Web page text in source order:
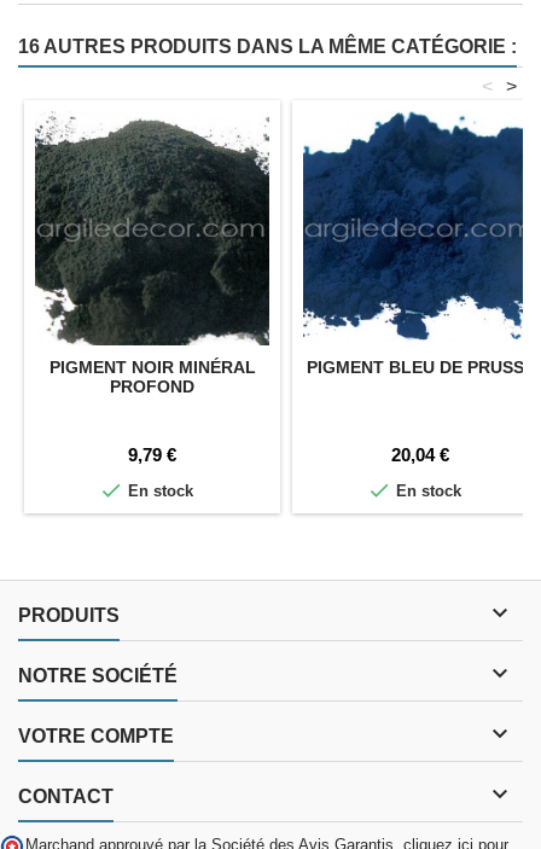
16 AUTRES PRODUITS DANS LA MÊME CATÉGORIE :
>
<
PIGMENT NOIR MINÉRAL
PROFOND
Prix
9,79 €
 En stock
PIGMENT BLEU DE PRUSSE
Prix
20,04 €
 En stock
PRODUITS 
NOTRE SOCIÉTÉ 
VOTRE COMPTE 
CONTACT 
Marchand approuvé par la Société des Avis Garantis, cliquez ici pour